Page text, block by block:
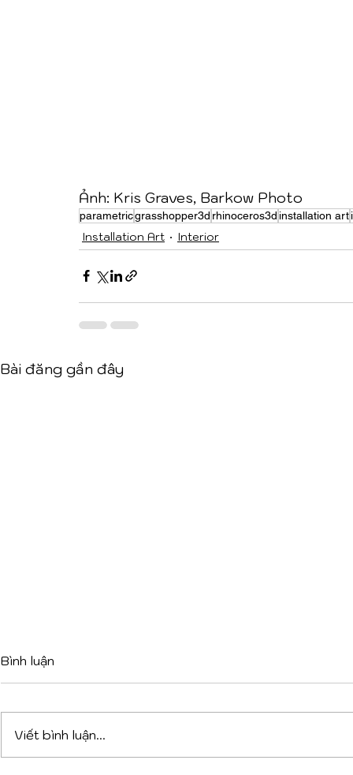
Ảnh: Kris Graves, Barkow Photo
parametricgrasshopper3d rhinoceros3d installation art
Installation Art Interior
Bài đăng gần đây
Bình luận
Viết bình luận...